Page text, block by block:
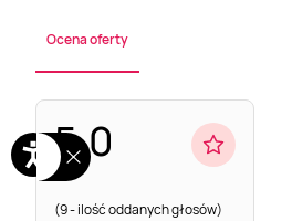
Ocena oferty
5.0
(9 - ilość oddanych głosów)